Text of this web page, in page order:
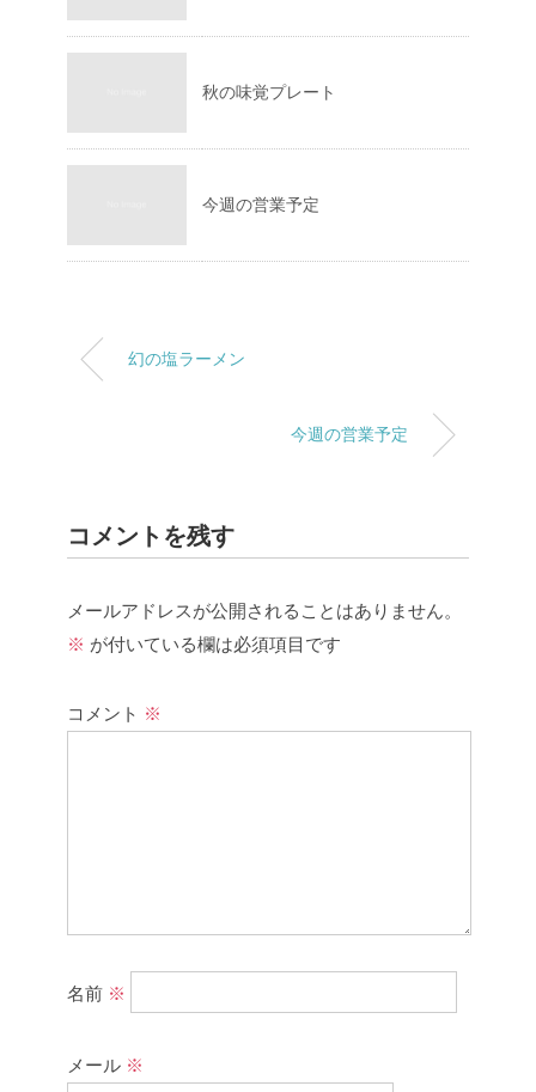
秋の味覚プレート
今週の営業予定
幻の塩ラーメン
今週の営業予定
コメントを残す
メールアドレスが公開されることはありません。
※ が付いている欄は必須項目です
コメント ※
名前 ※
メール ※